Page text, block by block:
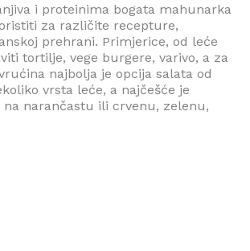
i proteinima bogata mahunarka
za različite recepture,
prehrani. Primjerice, od leće
tortilje, vege burgere, varivo, a za
najbolja je opcija salata od
vrsta leće, a najčešće je
narančastu ili crvenu, zelenu,